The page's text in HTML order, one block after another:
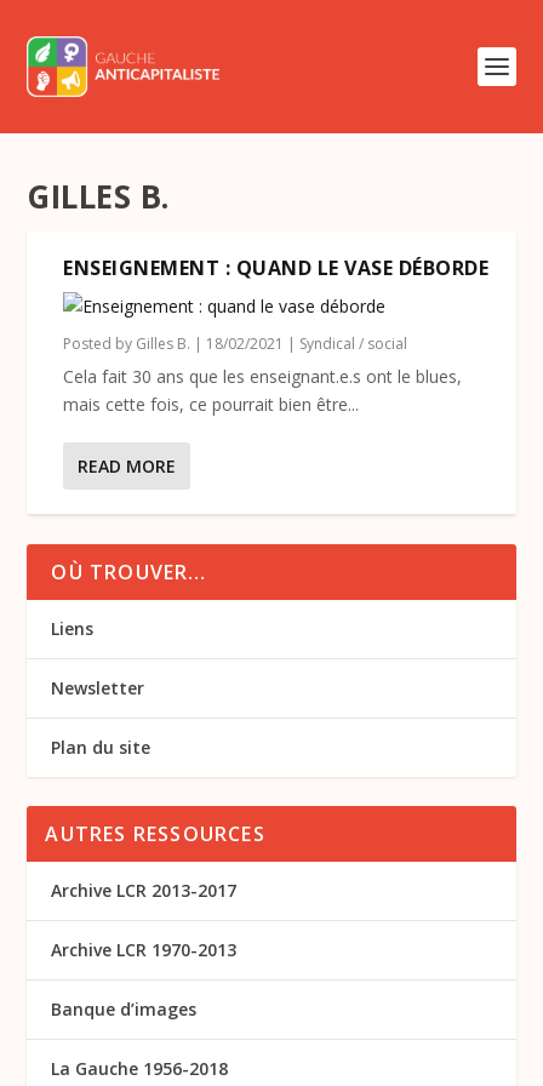
GILLES B.
ENSEIGNEMENT : QUAND LE VASE DÉBORDE
Posted by Gilles B. | 18/02/2021 | Syndical / social
Cela fait 30 ans que les enseignant.e.s ont le blues,
mais cette fois, ce pourrait bien être...
READ MORE
OÙ TROUVER…
Liens
Newsletter
Plan du site
AUTRES RESSOURCES
Archive LCR 2013-2017
Archive LCR 1970-2013
Banque d’images
La Gauche 1956-2018